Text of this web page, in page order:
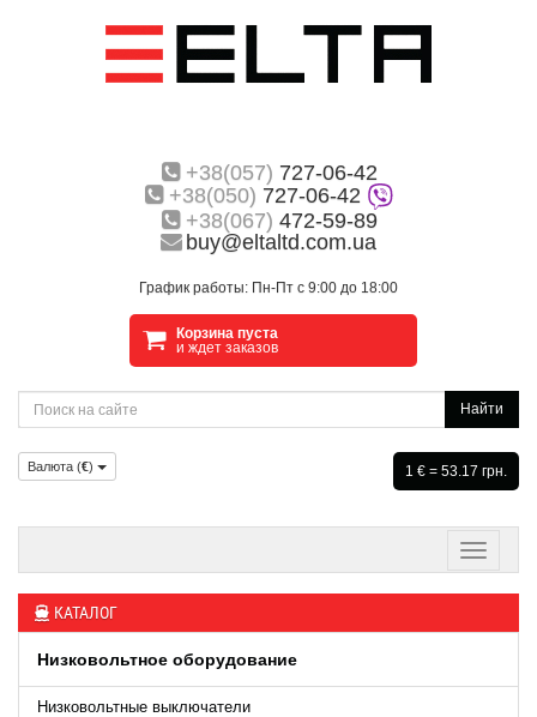
+38(057) 727-06-42
+38(050) 727-06-42
+38(067) 472-59-89
buy@eltaltd.com.ua
График работы: Пн-Пт с 9:00 до 18:00
Корзина пуста
и ждет заказов
Найти
Валюта (€) 1 € = 53.17 грн.
КАТАЛОГ
Низковольтное оборудование
Низковольтные выключатели